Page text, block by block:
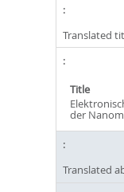
Translated
Title
der
Translated